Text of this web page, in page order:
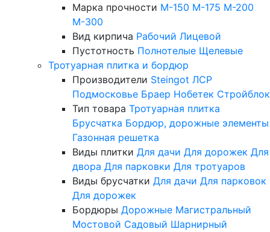
Марка прочности М-150 М-175 М-200
М-300
Вид кирпича Рабочий Лицевой
Пустотность Полнотелые Щелевые
Тротуарная плитка и бордюр
Производители Steingot ЛСР
Подмосковье Браер Нобетек Стройблок
Тип товара Тротуарная плитка
Брусчатка Бордюр, дорожные элементы
Газонная решетка
Виды плитки Для дачи Для дорожек Для
двора Для парковки Для тротуаров
Виды брусчатки Для дачи Для парковок
Для дорожек
Бордюры Дорожные Магистральный
Мостовой Садовый Шарнирный